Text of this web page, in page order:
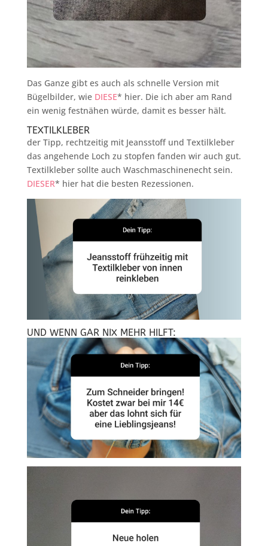
Das Ganze gibt es auch als schnelle Version mit
Bügelbilder, wie DIESE* hier. Die ich aber am Rand
ein wenig festnähen würde, damit es besser hält.
TEXTILKLEBER
der Tipp, rechtzeitig mit Jeansstoff und Textilkleber
das angehende Loch zu stopfen fanden wir auch gut.
Textilkleber sollte auch Waschmaschinenecht sein.
DIESER* hier hat die besten Rezessionen.
UND WENN GAR NIX MEHR HILFT: